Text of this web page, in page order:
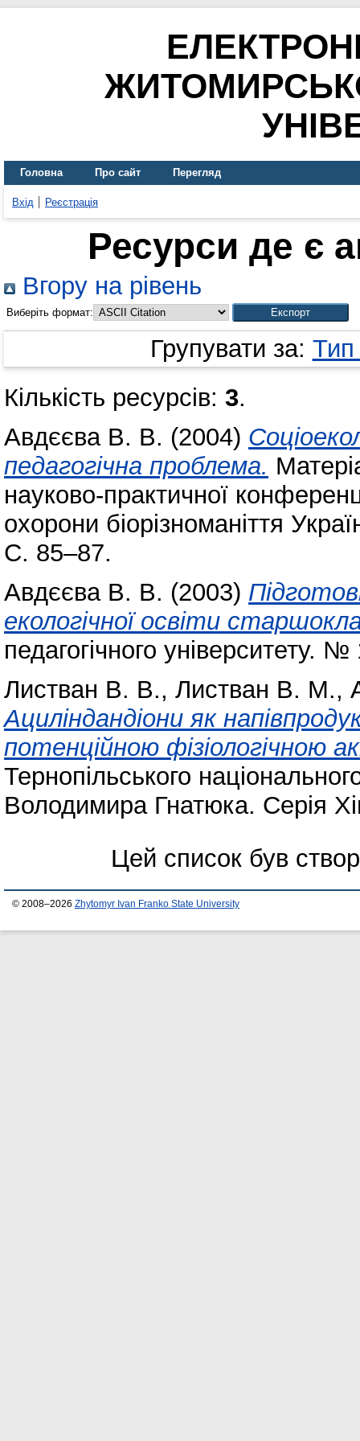
Головна Про сайт Перегляд
Вхід Реєстрація
Ресурси де є
Вгору на рівень
Виберіть формат:
Групувати за: Тип
Кількість ресурсів: 3.
Авдєєва В. В. (2004)
педагогічна проблема.
науково-практичної
охорони біорізноманіття
С. 85–87.
Авдєєва В. В. (2003)
екологічної освіти
педагогічного університету.
Листван В. В., Листван В. М.,
Ациліндандіони як
потенційною фізіологічною
Тернопільського
Володимира Гнатюка. Серія
Цей список був
© 2008–2026 Zhytomyr Ivan Franko State University